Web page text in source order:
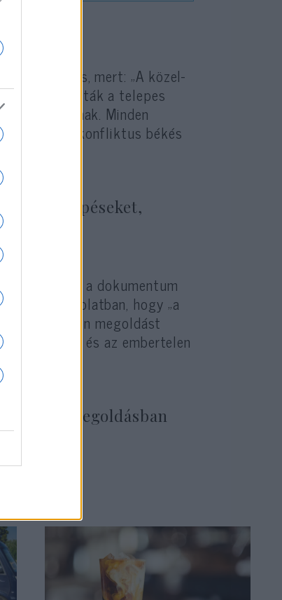
azért fontos, mert: „A közel-
szorgalmazták a telepes
felé hajlanak. Minden
a konfliktus békés
olyan lépéseket,
Tlaib a dokumentum
kapcsolatban, hogy „a
elérhetetlen megoldást
és az embertelen
egy megoldásban